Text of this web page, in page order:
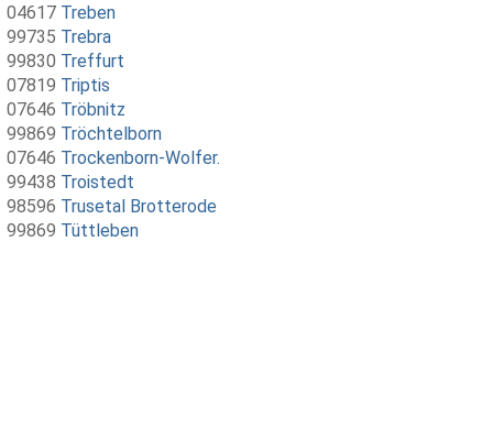
04617 Treben
99735 Trebra
99830 Treffurt
07819 Triptis
07646 Tröbnitz
99869 Tröchtelborn
07646 Trockenborn-Wolfer.
99438 Troistedt
98596 Trusetal Brotterode
99869 Tüttleben